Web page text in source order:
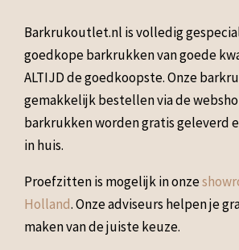
Barkrukoutlet.nl is volledig
goedkope barkrukken van goede
ALTIJD de goedkoopste. Onze
gemakkelijk bestellen via de
barkrukken worden gratis geleverd
in huis.
Proefzitten is mogelijk in onze
Holland. Onze adviseurs helpen je
maken van de juiste keuze.